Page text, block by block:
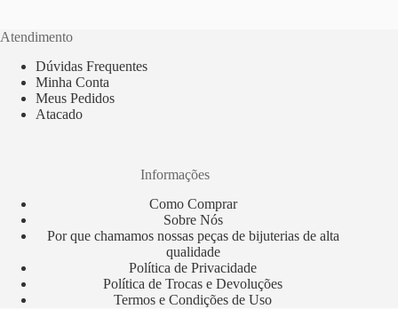
Atendimento
Dúvidas Frequentes
Minha Conta
Meus Pedidos
Atacado
Informações
Como Comprar
Sobre Nós
Por que chamamos nossas peças de bijuterias de alta
qualidade
Política de Privacidade
Política de Trocas e Devoluções
Termos e Condições de Uso